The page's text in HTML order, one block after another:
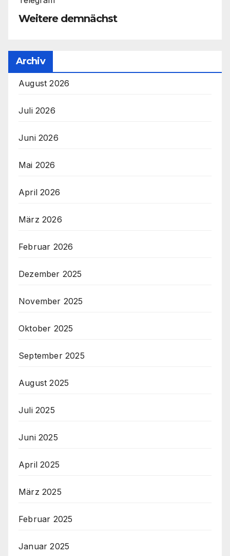
Weitere demnächst
Archiv
August 2026
Juli 2026
Juni 2026
Mai 2026
April 2026
März 2026
Februar 2026
Dezember 2025
November 2025
Oktober 2025
September 2025
August 2025
Juli 2025
Juni 2025
April 2025
März 2025
Februar 2025
Januar 2025